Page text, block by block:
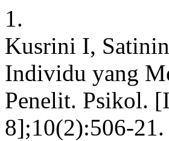
1.
Kusrini I,
Individu yang
Penelit. Psikol.
8];10(2):506-